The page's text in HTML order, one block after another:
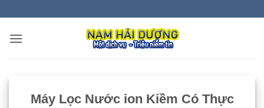
nội
Máy Lọc Nước ion Kiềm Có Thực